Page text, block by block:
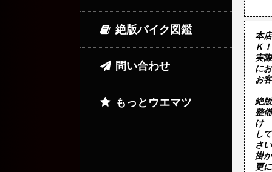
本
Ｋ
実
に
お
絶
整
け
し
さい
掛
更
絶版バイク図鑑
問い合わせ
もっとウエマツ